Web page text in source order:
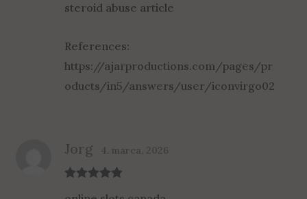
at
ou
t
of
steroid abuse article
References:
https://ajarproductions.com/pages/pr
oducts/in5/answers/user/iconvirgo02
Jorg 4. marca, 2026